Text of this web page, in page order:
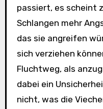
passiert, es scheint
Schlangen mehr
das sie angreifen
sich verziehen
Fluchtweg, als
dabei ein
nicht, was die